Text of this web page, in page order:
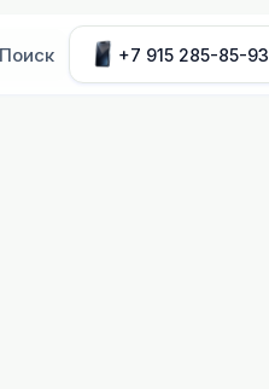
Поиск +7 915 285-85-93